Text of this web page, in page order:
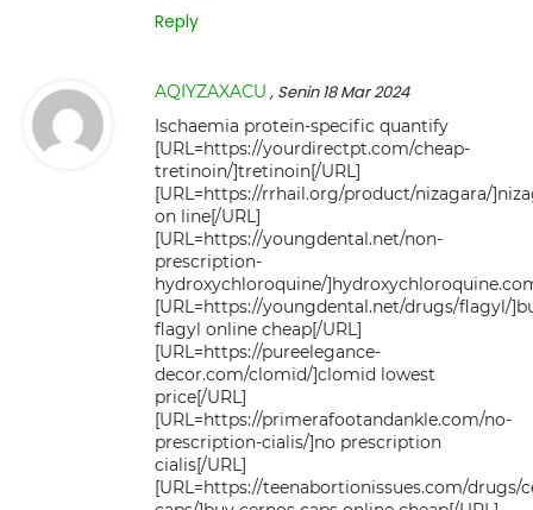
Reply
AQIYZAXACU , Senin 18 Mar 2024
Ischaemia protein-specific quantify
[URL=https://yourdirectpt.com/cheap-
tretinoin/]tretinoin[/URL]
[URL=https://rrhail.org/product/nizagara/
on line[/URL]
[URL=https://youngdental.net/non-
prescription-
hydroxychloroquine/
[URL=https://youngdental.net/drugs/flagyl/
flagyl online cheap[/URL]
[URL=https://pureelegance-
decor.com/clomid/]clomid lowest
price[/URL]
[URL=https://primerafootandankle.com/no-
prescription-cialis/]no prescription
cialis[/URL]
[URL=https://teenabortionissues.com/drugs/